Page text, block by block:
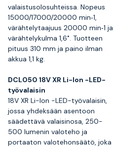
valaistusolosuhteissa. Nopeus
15000/17000/20000 min‑1,
värähtelytaajuus 20000 min‑1 ja
värähtelykulma 1,6˚. Tuotteen
pituus 310 mm ja paino ilman
akkua 1,1 kg.
DCL050 18V XR Li-Ion -LED-
työvalaisin
18V XR Li-Ion -LED-työvalaisin,
jossa yhdeksään asentoon
säädettävä valaisinosa, 250-
500 lumenin valoteho ja
portaaton valotehonsäätö, joka